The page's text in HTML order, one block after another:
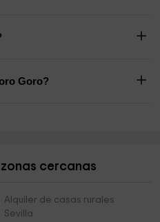
Goro?
cercanas
Alquiler de casas rurales
Sevilla